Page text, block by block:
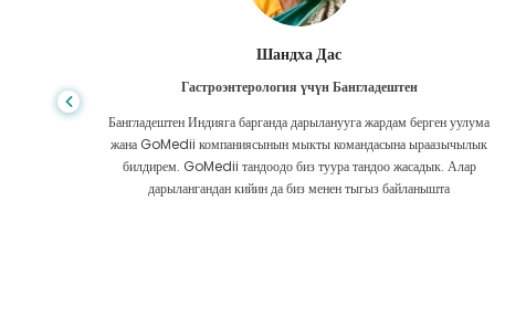
Шандха Дас
Гастроэнтерология үчүн Бангладештен
Бангладештен Индияга барганда дарыланууга жардам берген уулума
жана GoMedii компаниясынын мыкты командасына ыраазычылык
билдирем. GoMedii тандоодо биз туура тандоо жасадык. Алар
дарылангандан кийин да биз менен тыгыз байланышта